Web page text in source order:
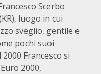
Scerbo
luogo in cui
sveglio, gentile e
pochi suoi
Francesco si
2000,